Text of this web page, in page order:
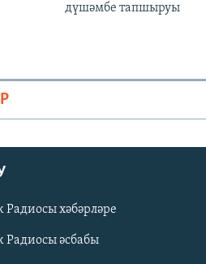
дүшәмбе тапшыруы
Радиосы хәбәрләре
Радиосы әсбабы